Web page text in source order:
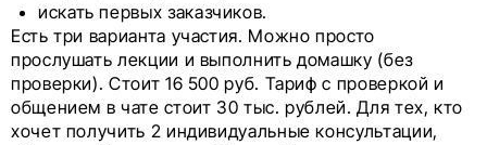
искать первых заказчиков.
Есть три варианта участия. Можно просто
прослушать лекции и выполнить домашку (без
проверки). Стоит 16 500 руб. Тариф с проверкой и
общением в чате стоит 30 тыс. рублей. Для тех, кто
хочет получить 2 индивидуальные консультации,